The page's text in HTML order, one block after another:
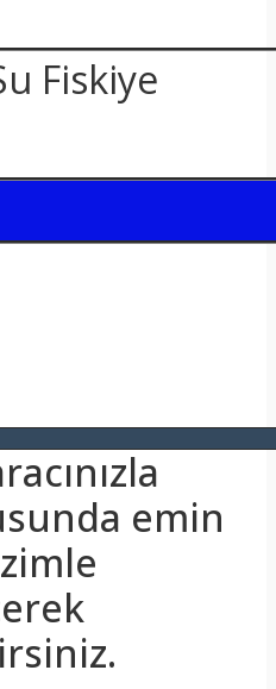
Fiskiye
emin